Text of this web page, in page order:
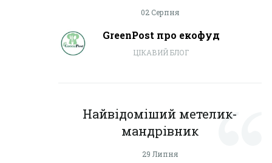
02 Серпня
GreenPost про екофуд
ЦІКАВИЙ БЛОГ
Найвідоміший метелик-
мандрівник
29 Липня